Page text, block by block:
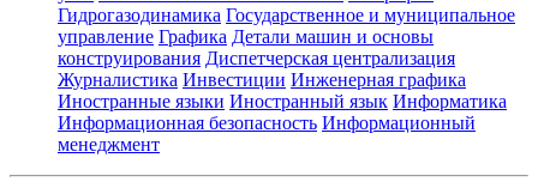
Гидрогазодинамика Государственное и муниципальное
управление Графика Детали машин и основы
конструирования Диспетчерская централизация
Журналистика Инвестиции Инженерная графика
Иностранные языки Иностранный язык Информатика
Информационная безопасность Информационный
менеджмент